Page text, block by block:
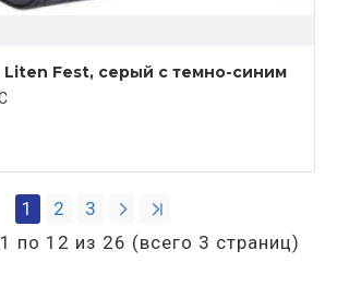
Fest, серый с темно-синим
1 2
3
по 12 из 26 (всего 3 страниц)